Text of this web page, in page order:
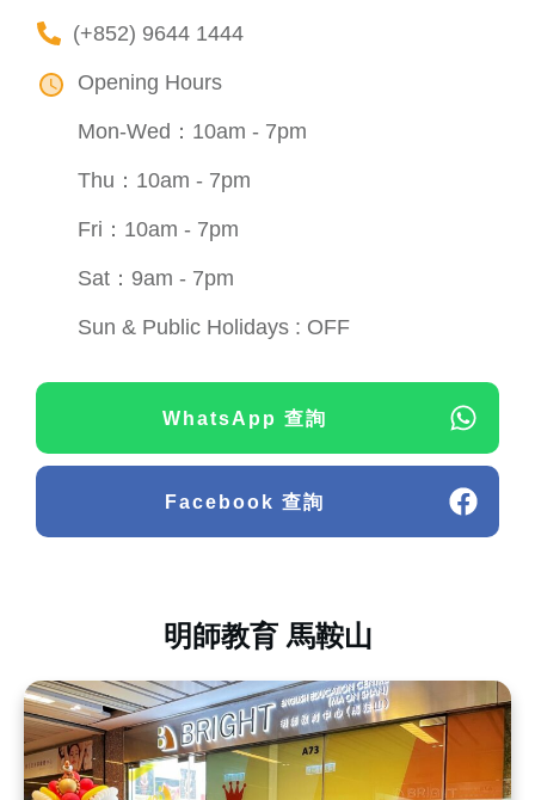
(+852) 9644 1444
Opening Hours
Mon-Wed：10am - 7pm
Thu：10am - 7pm
Fri：10am - 7pm
Sat：9am - 7pm
Sun & Public Holidays : OFF
WhatsApp 查詢
Facebook 查詢
明師教育 馬鞍山